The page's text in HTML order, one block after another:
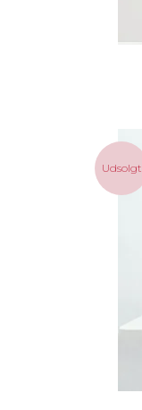
Udsolgt